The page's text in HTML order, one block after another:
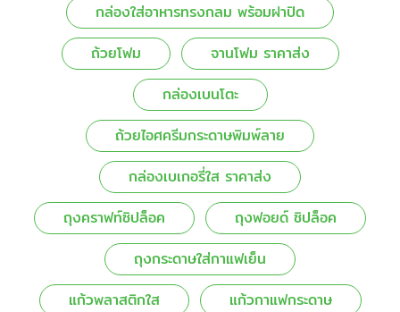
กล่องใส่อาหารทรงกลม พร้อมฝาปิด
ถ้วยโฟม
จานโฟม ราคาส่ง
กล่องเบนโตะ
ถ้วยไอศครีมกระดาษพิมพ์ลาย
กล่องเบเกอรี่ใส ราคาส่ง
ถุงคราฟท์ซิปล็อค
ถุงฟอยด์ ซิปล็อค
ถุงกระดาษใส่กาแฟเย็น
แก้วพลาสติกใส
แก้วกาแฟกระดาษ